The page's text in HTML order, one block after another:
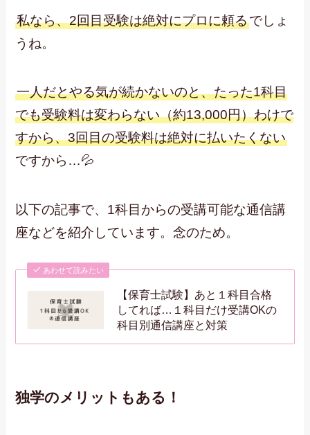
私なら、2回目受験は絶対にプロに頼るでしょ
うね。
一人だとやる気が続かないのと、たった1科目
でも受験料は変わらない（約13,000円）わけで
すから、3回目の受験料は絶対に払いたくない
ですから…💦
以下の記事で、1科目からの受講可能な通信講
座などを紹介しています。念のため。
あわせて読みたい
【保育士試験】あと１科目合格
してれば…１科目だけ受講OKの
科目別通信講座と対策
独学のメリットもある！